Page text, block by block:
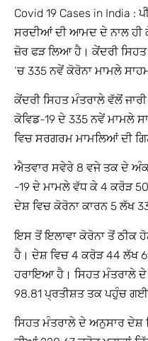
Covid 19 Cases in India :
ਸਰਦੀਆਂ ਦੀ ਆਮਦ ਦੇ ਨਾਲ ਹੀ
ਜ਼ੋਰ ਫੜ ਲਿਆ ਹੈ। ਕੇਂਦਰੀ
‘ਚ 335 ਨਵੇਂ ਕੋਰੋਨਾ ਮਾਮਲੇ
ਕੇਂਦਰੀ ਸਿਹਤ ਮੰਤਰਾਲੇ ਵੱਲੋਂ
ਕੋਵਿਡ-19 ਦੇ 335 ਨਵੇਂ ਮਾਮਲੇ
ਵਿਚ ਸਰਗਰਮ ਮਾਮਲਿਆਂ ਦੀ
ਐਤਵਾਰ ਸਵੇਰੇ 8 ਵਜੇ ਤਕ ਦੇ
-19 ਦੇ ਮਾਮਲੇ ਵੱਧ ਕੇ 4 ਕਰੋੜ
ਦੇਸ਼ ਵਿਚ ਕੋਰੋਨਾ ਕਾਰਨ 5 ਲੱਖ
ਇਸ ਤੋਂ ਇਲਾਵਾ ਕੋਰੋਨਾ ਤੋਂ ਠੀਕ
ਹੈ। ਦੇਸ਼ ਵਿਚ 4 ਕਰੋੜ 44 ਲੱਖ
ਹਰਾਇਆ ਹੈ। ਸਿਹਤ ਮੰਤਰਾਲੇ ਦੇ
98.81 ਪ੍ਰਤੀਸ਼ਤ ਤਕ ਪਹੁੰਚ
ਸਿਹਤ ਮੰਤਰਾਲੇ ਦੇ ਅਨੁਸਾਰ ਦੇਸ਼